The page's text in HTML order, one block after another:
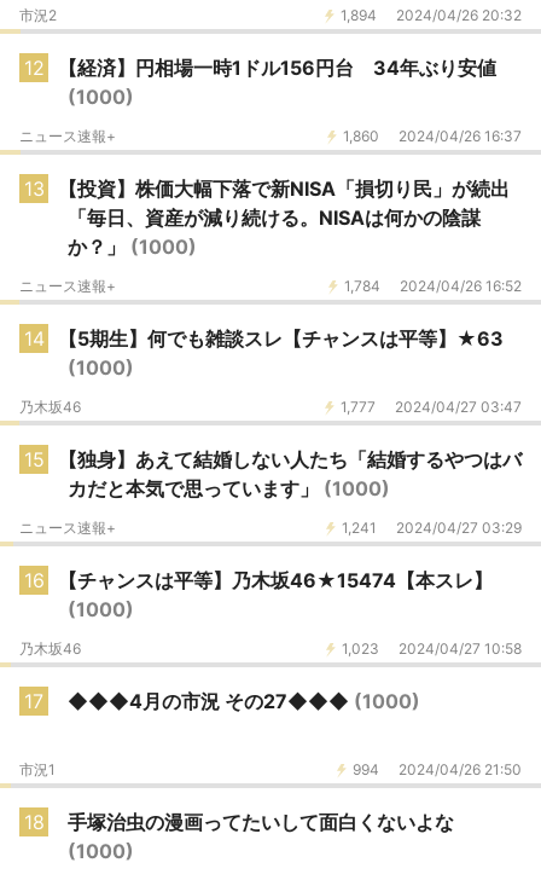
1,894 2024/04/26 20:32
市況2
12
【経済】円相場一時1ドル156円台 34年ぶり安値
(1000)
1,860 2024/04/26 16:37
ニュース速報+
13
【投資】株価大幅下落で新NISA「損切り民」が続出
「毎日、資産が減り続ける。NISAは何かの陰謀
か？」 (1000)
1,784 2024/04/26 16:52
ニュース速報+
14
【5期生】何でも雑談スレ【チャンスは平等】★63
(1000)
1,777 2024/04/27 03:47
乃木坂46
15
【独身】あえて結婚しない人たち「結婚するやつはバ
カだと本気で思っています」 (1000)
1,241 2024/04/27 03:29
ニュース速報+
16
【チャンスは平等】乃木坂46★15474【本スレ】
(1000)
1,023 2024/04/27 10:58
乃木坂46
17 ◆◆◆4月の市況 その27◆◆◆ (1000)
994 2024/04/26 21:50
市況1
18
手塚治虫の漫画ってたいして面白くないよな
(1000)